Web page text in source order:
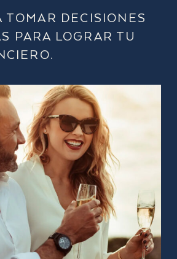
TOMAR DECISIONES
PARA LOGRAR TU